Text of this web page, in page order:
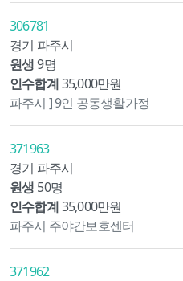
306781
경기 파주시
원생 9명
인수합계35,000만원
파주시 ] 9인 공동생활가정
371963
경기 파주시
원생 50명
인수합계35,000만원
파주시 주야간보호센터
371962